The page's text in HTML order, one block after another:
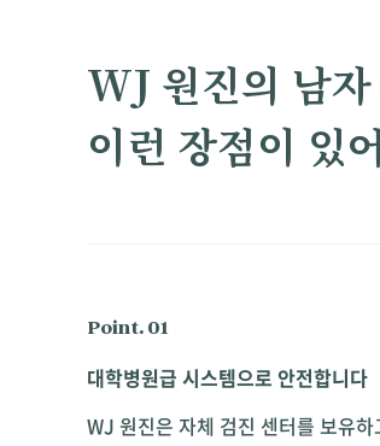
WJ 원진의 남
이런 장점이 있
Point. 01
대학병원급 시스템으로 안전합니다
WJ 원진은 자체 검진 센터를 보유하